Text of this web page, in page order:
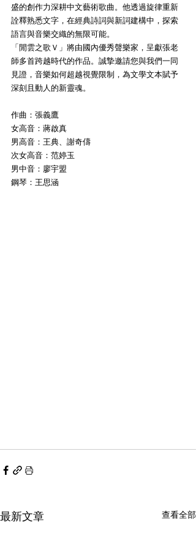
盛的創作力深耕中文藝術歌曲。他透過旋律重新
詮釋熟悉文字，在經典詩詞與新詞建構中，探索
語言與音樂交織的無限可能。
「閒雲之歌Ｖ」將由國內優秀聲樂家，呈獻張老
師多首跨越時代的作品。誠摯邀請您與我們一同
見證，音樂如何超越視覺限制，為文學文本賦予
深刻且動人的新靈魂。
作曲：張義鷹
女高音：蔣啟真
男高音：王典、謝奇儔
次女高音：范婷玉
男中音：廖宇盟
鋼琴：王思涵
最新文章 查看全部